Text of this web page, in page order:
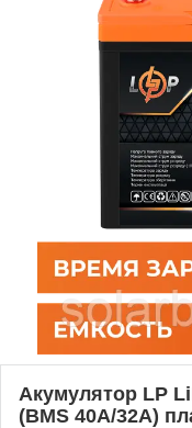
Акумулятор LP
(BMS 40A/32А)